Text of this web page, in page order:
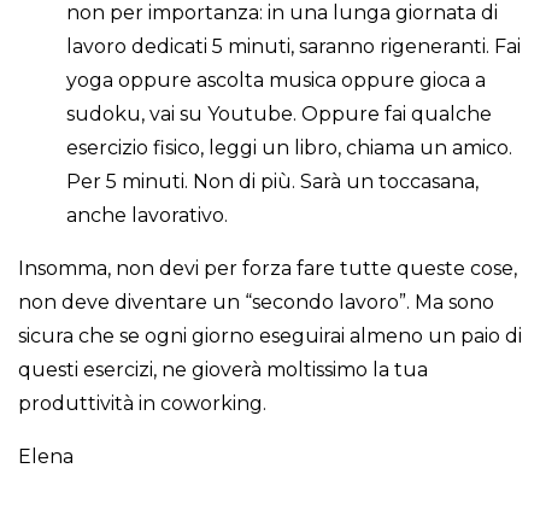
non per importanza: in una lunga giornata di
lavoro dedicati 5 minuti, saranno rigeneranti. Fai
yoga oppure ascolta musica oppure gioca a
sudoku, vai su Youtube. Oppure fai qualche
esercizio fisico, leggi un libro, chiama un amico.
Per 5 minuti. Non di più. Sarà un toccasana,
anche lavorativo.
Insomma, non devi per forza fare tutte queste cose,
non deve diventare un “secondo lavoro”. Ma sono
sicura che se ogni giorno eseguirai almeno un paio di
questi esercizi, ne gioverà moltissimo la tua
produttività in coworking.
Elena